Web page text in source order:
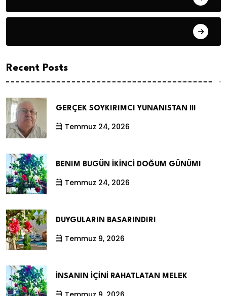
Recent Posts
GERÇEK SOYKIRIMCI YUNANISTAN !!!
Temmuz 24, 2026
BENIM BUGÜN İKİNCİ DOĞUM GÜNÜM!
Temmuz 24, 2026
DUYGULARIN BASARINDIR!
Temmuz 9, 2026
İNSANIN İÇİNİ RAHATLATAN MELEK